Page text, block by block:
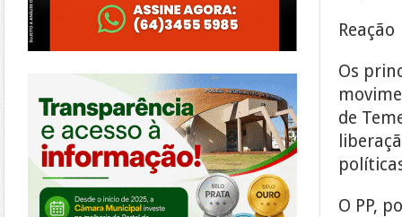
Reação
Os
de
O PP,
https://morrinhos.go.leg.br/